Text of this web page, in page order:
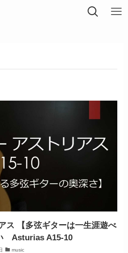
ス 【多弦ギターは一生涯遊べ
Asturias A15-10
music